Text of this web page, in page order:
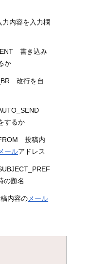
内容を入力欄
書き込み
か
改行を自
するか
投稿内
ールアドレス
の題名
内容のメール